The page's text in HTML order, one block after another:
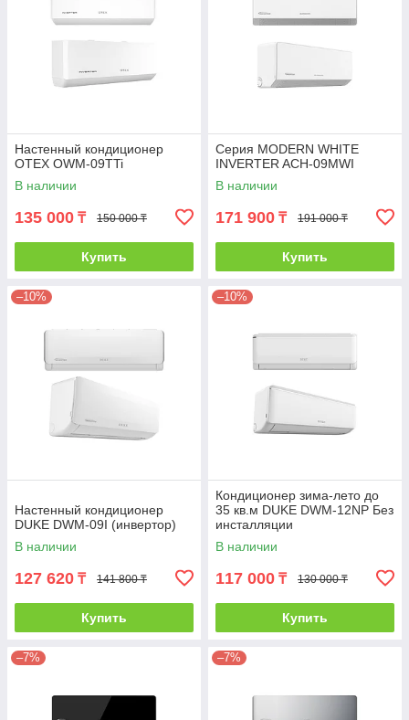
Настенный кондиционер
OTEX OWM-09TTi
В наличии
135 000 ₸ 150 000 ₸
Купить
Серия MODERN WHITE
INVERTER ACH-09MWI
В наличии
171 900 ₸ 191 000 ₸
Купить
–10%
Настенный кондиционер
DUKE DWM-09I (инвертор)
В наличии
127 620 ₸ 141 800 ₸
Купить
–10%
Кондиционер зима-лето до
35 кв.м DUKE DWM-12NP Без
инсталляции
В наличии
117 000 ₸ 130 000 ₸
Купить
–7% –7%